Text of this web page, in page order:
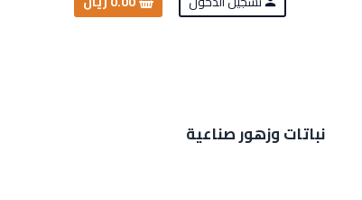
نباتات وزهور صناعية